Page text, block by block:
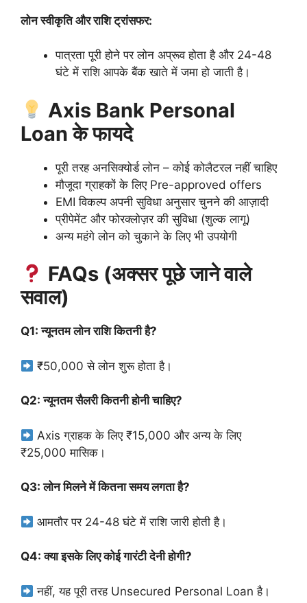
लोन स्वीकृति और राशि ट्रांसफर:
पात्रता पूरी होने पर लोन अप्रूव होता है और 24-48
घंटे में राशि आपके बैंक खाते में जमा हो जाती है।
Axis Bank Personal
Loan के फायदे
पूरी तरह अनसिक्योर्ड लोन – कोई कोलैटरल नहीं चाहिए
मौजूदा ग्राहकों के लिए Pre-approved offers
EMI विकल्प अपनी सुविधा अनुसार चुनने की आज़ादी
प्रीपेमेंट और फोरक्लोज़र की सुविधा (शुल्क लागू)
अन्य महंगे लोन को चुकाने के लिए भी उपयोगी
FAQs (अक्सर पूछे जाने वाले
सवाल)
Q1: न्यूनतम लोन राशि कितनी है?
₹50,000 से लोन शुरू होता है।
Q2: न्यूनतम सैलरी कितनी होनी चाहिए?
Axis ग्राहक के लिए ₹15,000 और अन्य के लिए
₹25,000 मासिक।
Q3: लोन मिलने में कितना समय लगता है?
आमतौर पर 24-48 घंटे में राशि जारी होती है।
Q4: क्या इसके लिए कोई गारंटी देनी होगी?
नहीं, यह पूरी तरह Unsecured Personal Loan है।